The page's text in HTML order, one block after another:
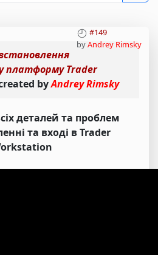
#149
byAndrey Rimsky
платформу Trader
byAndrey Rimsky
деталей та проблем
та вході в Trader